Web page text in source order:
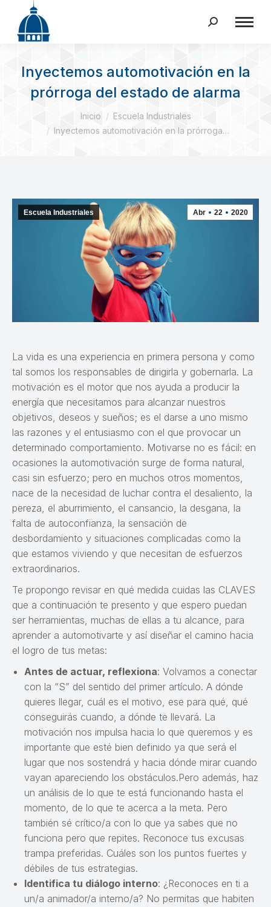
Buscar:
Inyectemos automotivación en la
prórroga del estado de alarma
Inicio
Escuela Industriales
Inyectemos automotivación en la prórroga…
Abr 22 2020
Escuela Industriales
La vida es una experiencia en primera persona y como
tal somos los responsables de dirigirla y gobernarla. La
motivación es el motor que nos ayuda a producir la
energía que necesitamos para alcanzar nuestros
objetivos, deseos y sueños; es el darse a uno mismo
las razones y el entusiasmo con el que provocar un
determinado comportamiento. Motivarse no es fácil: en
ocasiones la automotivación surge de forma natural,
casi sin esfuerzo; pero en muchos otros momentos,
nace de la necesidad de luchar contra el desaliento, la
pereza, el aburrimiento, el cansancio, la desgana, la
falta de autoconfianza, la sensación de
desbordamiento y situaciones complicadas como la
que estamos viviendo y que necesitan de esfuerzos
extraordinarios.
Te propongo revisar en qué medida cuidas las CLAVES
que a continuación te presento y que espero puedan
ser herramientas, muchas de ellas a tu alcance, para
aprender a automotivarte y así diseñar el camino hacia
el logro de tus metas:
Antes de actuar, reflexiona: Volvamos a conectar
con la “S” del sentido del primer artículo. A dónde
quieres llegar, cuál es el motivo, ese para qué, qué
conseguirás cuando, a dónde te llevará. La
motivación nos impulsa hacia lo que queremos y es
importante que esté bien definido ya que será el
lugar que nos sostendrá y hacia dónde mirar cuando
vayan apareciendo los obstáculos.Pero además, haz
un análisis de lo que te está funcionando hasta el
momento, de lo que te acerca a la meta. Pero
también sé crítico/a con lo que ya sabes que no
funciona pero que repites. Reconoce tus excusas
trampa preferidas. Cuáles son los puntos fuertes y
débiles de tus estrategias.
Identifica tu diálogo interno: ¿Reconoces en ti a
un/a animador/a interno/a? No permitas que habiten